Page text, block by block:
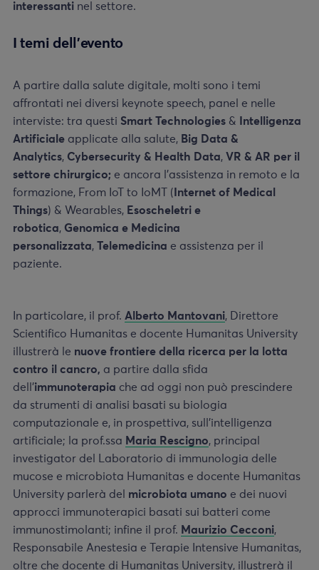
interessanti nel settore.
I temi dell’evento
A partire dalla salute digitale, molti sono i temi
affrontati nei diversi keynote speech, panel e nelle
interviste: tra questi Smart Technologies &
Intelligenza
Artificiale applicate alla salute, Big Data &
Analytics, Cybersecurity & Health Data, VR & AR per il
settore chirurgico; e ancora l’assistenza in remoto e la
formazione, From IoT to IoMT ( Internet of Medical
Things) & Wearables, Esoscheletri e
robotica, Genomica e Medicina
personalizzata, Telemedicina e assistenza per il
paziente.
In particolare, il prof. Alberto Mantovani, Direttore
Scientifico Humanitas e docente Humanitas University
illustrerà le nuove frontiere della ricerca per la lotta
contro il cancro, a partire dalla sfida
dell’immunoterapia che ad oggi non può prescindere
da strumenti di analisi basati su biologia
computazionale e, in prospettiva, sull’intelligenza
artificiale; la prof.ssa Maria Rescigno, principal
investigator del Laboratorio di immunologia delle
mucose e microbiota Humanitas e docente Humanitas
University parlerà del microbiota umano e dei nuovi
approcci immunoterapici basati sui batteri come
immunostimolanti; infine il prof. Maurizio Cecconi,
Responsabile Anestesia e Terapie Intensive Humanitas,
oltre che docente di Humanitas University, illustrerà il